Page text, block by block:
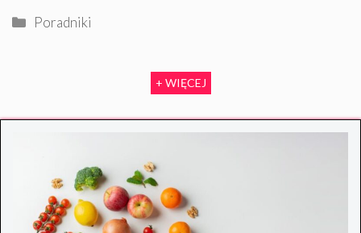
Kategorie
Poradniki
+ WIĘCEJ